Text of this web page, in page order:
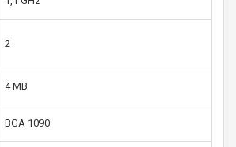
2
4 MB
BGA 1090